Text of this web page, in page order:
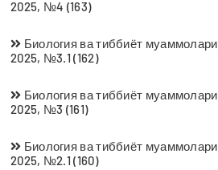
2025, №4 (163)
Биология ва тиббиёт муаммолари
2025, №3.1 (162)
Биология ва тиббиёт муаммолари
2025, №3 (161)
Биология ва тиббиёт муаммолари
2025, №2.1 (160)